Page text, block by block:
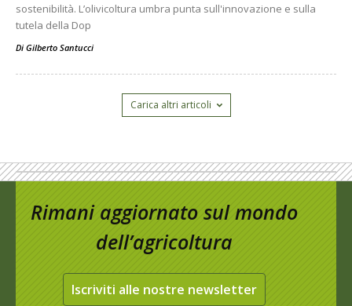
sostenibilità. L’olivicoltura umbra punta sull'innovazione e sulla
tutela della Dop
Di Gilberto Santucci
Carica altri articoli
Rimani aggiornato sul mondo
dell’agricoltura
Iscriviti alle nostre newsletter